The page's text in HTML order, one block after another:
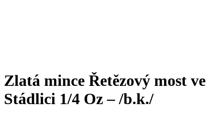
Zlatá mince Řetězový most ve
Stádlici 1/4 Oz – /b.k./